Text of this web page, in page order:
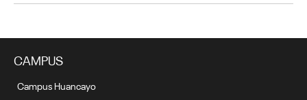
CAMPUS
Campus Huancayo